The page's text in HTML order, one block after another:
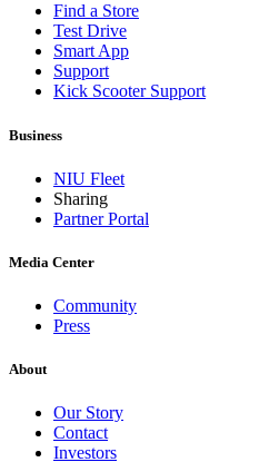
Find a Store
Test Drive
Smart App
Support
Kick Scooter Support
Business
NIU Fleet
Sharing
Partner Portal
Media Center
Community
Press
About
Our Story
Contact
Investors